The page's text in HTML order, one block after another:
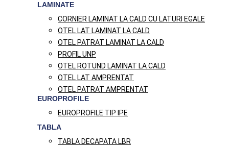
LAMINATE
CORNIER LAMINAT LA CALD CU LATURI EGALE
OTEL LAT LAMINAT LA CALD
OTEL PATRAT LAMINAT LA CALD
PROFIL UNP
OTEL ROTUND LAMINAT LA CALD
OTEL LAT AMPRENTAT
OTEL PATRAT AMPRENTAT
EUROPROFILE
EUROPROFILE TIP IPE
TABLA
TABLA DECAPATA LBR